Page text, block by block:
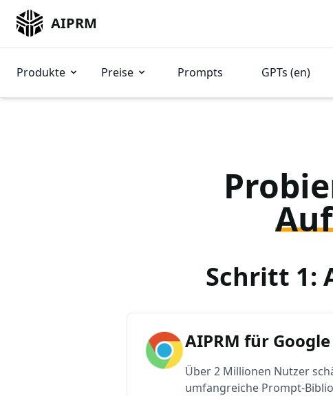
AIPRM
Produkte Preise Prompts GPTs (en)
Schritt 1:
AIPRM für
Über 2 Millionen Nutzer
umfangreiche Prompt-